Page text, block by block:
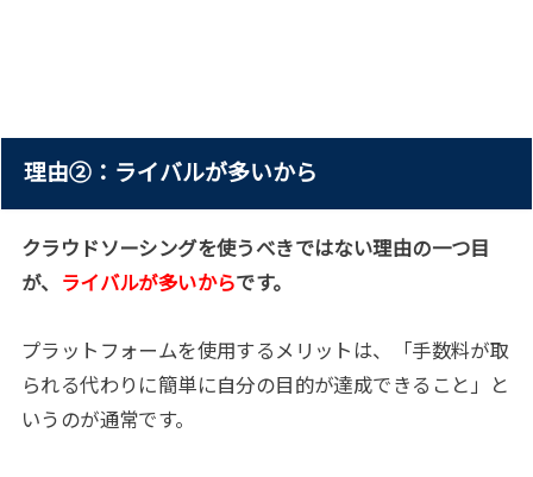
理由②：ライバルが多いから
クラウドソーシングを使うべきではない理由の一つ目
が、
ライバルが多いからです。
プラットフォームを使用するメリットは、「手数料が取
られる代わりに簡単に自分の目的が達成できること」と
いうのが通常です。